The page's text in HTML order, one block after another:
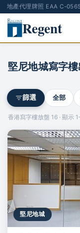
地產代理牌照 EAA C-
Regent
堅尼地城寫字
篩選 全部
香港寫字樓放盤 16 · 顯示
堅尼地城